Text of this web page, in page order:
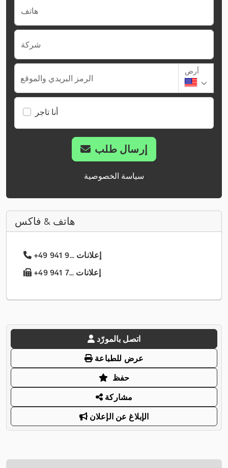
هاتف
شركة
الرمز البريدي والموقع
أرض
أنا تاجر
إرسال طلب
سياسة الخصوصية
هاتف & فاكس
+49 941 9... إعلانات
+49 941 7... إعلانات
اتصل بالمورّد
عرض للطباعة
حفظ
مشاركة
الإبلاغ عن الإعلان